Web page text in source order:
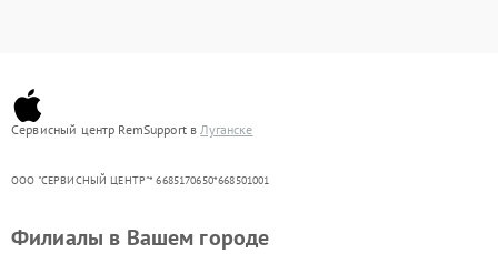
Сервисный центр RemSupport вЛуганске
ООО "СЕРВИСНЫЙ ЦЕНТР"* 6685170650*668501001
Филиалы в Вашем городе